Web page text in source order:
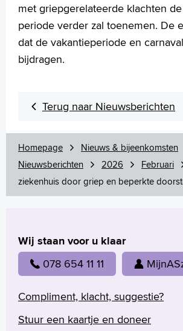
met griepgerelateerde klachten
periode verder zal toenemen. De
dat de vakantieperiode en
bijdragen.
Terug naar Nieuwsberichten
Homepage
Nieuws & bijeenkomsten
Nieuwsberichten
2026 Februari
ziekenhuis door griep en beperkte
Wij staan voor u klaar
078 654 11 11
Compliment, klacht, suggestie?
Stuur een kaartje en doneer